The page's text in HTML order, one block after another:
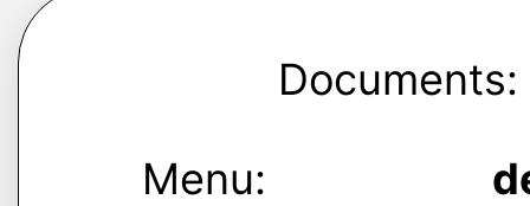
Documents:
Menu: